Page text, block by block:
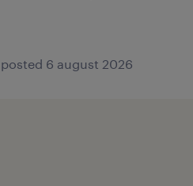
posted 6 august 2026